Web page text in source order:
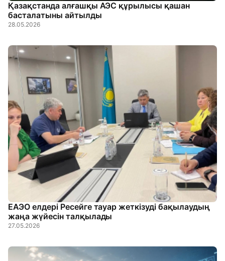
Қазақстанда алғашқы АЭС құрылысы қашан
басталатыны айтылды
28.05.2026
ЕАЭО елдері Ресейге тауар жеткізуді бақылаудың
жаңа жүйесін талқылады
27.05.2026